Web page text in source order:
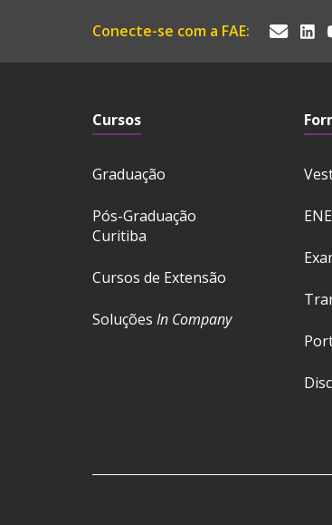
Conecte-se com a FAE:
Cursos
Graduação
Pós-Graduação
Curitiba
Cursos de Extensão
Soluções In Company